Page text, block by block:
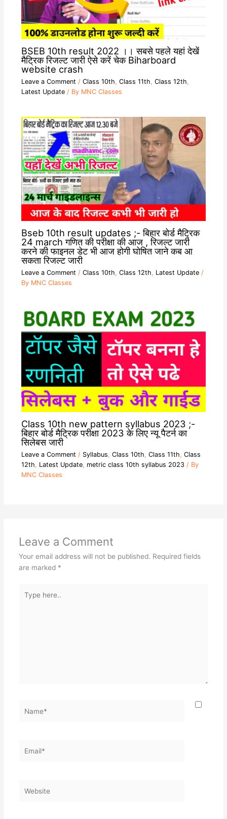
BSEB 10th result 2022 ।। सबसे पहले यहां देखें
मैट्रिक रिजल्ट जारी ऐसे करें चेक Biharboard
website crash
Leave a Comment / Class 10th, Class 11th, Class 12th,
Latest Update/ By MNC Classes
Bseb 10th result updates ;- बिहार बोर्ड मैट्रिक
24 march गणित की परीक्षा की आज , रिजल्ट जारी
करने की फाइनल डेट भी आज होगी घोषित जाने कब आ
सकता रिजल्ट जारी
Leave a Comment / Class 10th, Class 12th, Latest Update/
By MNC Classes
Class 10th new pattern syllabus 2023 ;-
बिहार बोर्ड मैट्रिक परीक्षा 2023 के लिए न्यू पैटर्न का
सिलेबस जारी
Leave a Comment / Syllabus, Class 10th, Class 11th, Class
12th, Latest Update, metric class 10th syllabus 2023/ By
MNC Classes
Leave a Comment
Your email address will not be published. Required fields
are marked *
here..